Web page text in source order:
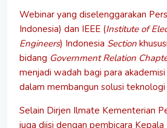
Webinar yang diselenggarakan
Indonesia) dan IEEE (Institute of
Engineers) Indonesia Section
bidang Government Relation
menjadi wadah bagi para
dalam membangun solusi teknologi
Selain Dirjen Ilmate Kementerian
juga diisi dengan pembicara